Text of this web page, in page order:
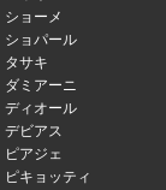
ショーメ
ショパール
タサキ
ダミアーニ
ディオール
デビアス
ピアジェ
ピキョッティ